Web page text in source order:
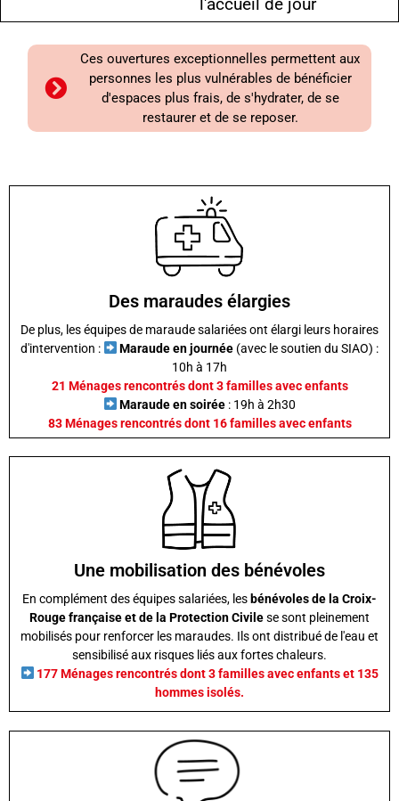
Ces ouvertures exceptionnelles permettent aux
personnes les plus vulnérables de bénéficier
d'espaces plus frais, de s'hydrater, de se
restaurer et de se reposer.
Des maraudes élargies
De plus, les équipes de maraude salariées ont élargi leurs horaires
d'intervention :
Maraude en journée (avec le soutien du SIAO) :
10h à 17h
21 Ménages rencontrés dont 3 familles avec enfants
Maraude en soirée : 19h à 2h30
83 Ménages rencontrés dont 16 familles avec enfants
Une mobilisation des bénévoles
En complément des équipes salariées, les bénévoles de la Croix-
Rouge française et de la Protection Civilese sont pleinement
mobilisés pour renforcer les maraudes. Ils ont distribué de l'eau et
sensibilisé aux risques liés aux fortes chaleurs.
177 Ménages rencontrés dont 3 familles avec enfants et 135
hommes isolés.